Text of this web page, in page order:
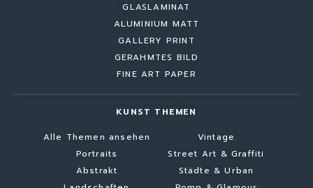
GLASLAMINAT
ALUMINIUM MATT
GALLERY PRINT
GERAHMTES BILD
FINE ART PAPER
KUNST THEMEN
Alle Themen ansehen
Portraits
Abstrakt
Vintage
Street Art & Graffiti
Städte & Urban